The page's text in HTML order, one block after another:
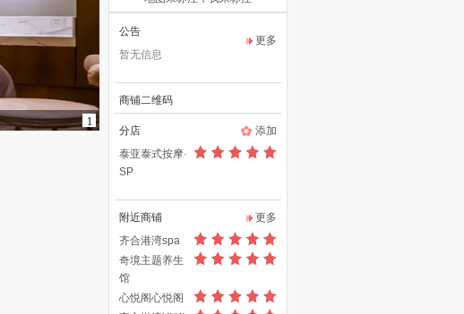
1
更多
公告
暂无信息
商铺二维码
添加
分店
泰亚泰式按摩·
SP
更多
附近商铺
齐合港湾spa
奇境主题养生
馆
心悦阁心悦阁